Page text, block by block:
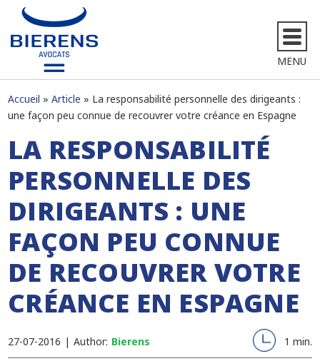
MENU
Accueil Article
La responsabilité personnelle des dirigeants :
une façon peu connue de recouvrer votre créance en Espagne
LA RESPONSABILITÉ
PERSONNELLE DES
DIRIGEANTS : UNE
FAÇON PEU CONNUE
DE RECOUVRER VOTRE
CRÉANCE EN ESPAGNE
27-07-2016 | Author: Bierens 1 min.